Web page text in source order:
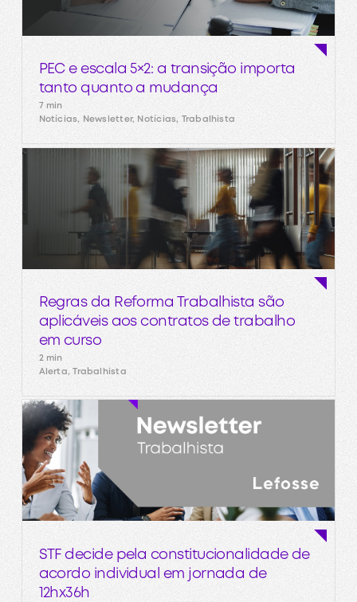
PEC e escala 5×2: a transição importa
tanto quanto a mudança
7 min
Notícias, Newsletter, Notícias, Trabalhista
Regras da Reforma Trabalhista são
aplicáveis aos contratos de trabalho
em curso
2 min
Alerta, Trabalhista
STF decide pela constitucionalidade de
acordo individual em jornada de
12hx36h